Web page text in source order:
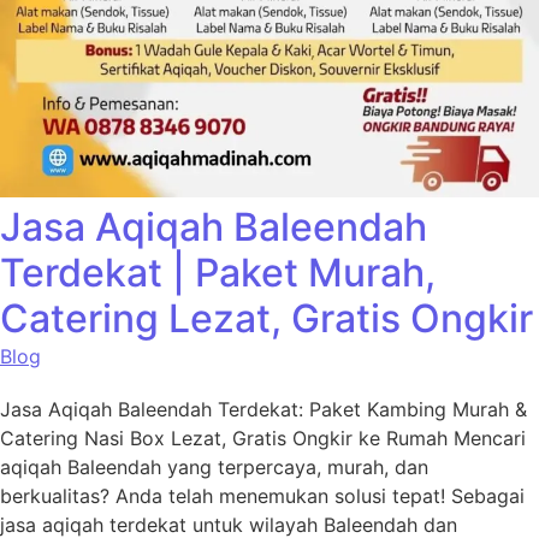
Jasa Aqiqah Baleendah
Terdekat | Paket Murah,
Catering Lezat, Gratis Ongkir
Blog
Jasa Aqiqah Baleendah Terdekat: Paket Kambing Murah &
Catering Nasi Box Lezat, Gratis Ongkir ke Rumah Mencari
aqiqah Baleendah yang terpercaya, murah, dan
berkualitas? Anda telah menemukan solusi tepat! Sebagai
jasa aqiqah terdekat untuk wilayah Baleendah dan